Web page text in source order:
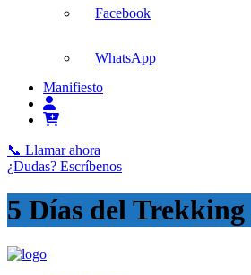
Facebook
WhatsApp
Manifiesto
📞 Llamar ahora
¿Dudas? Escríbenos
5 Días del